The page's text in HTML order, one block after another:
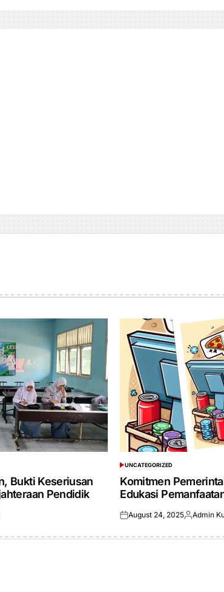
Bukti Keseriusan
Pendidik
POSTED
IN
UNCATEGORIZED
Komitmen
Edukasi
Posted
August 24, 2025Posted
Admin